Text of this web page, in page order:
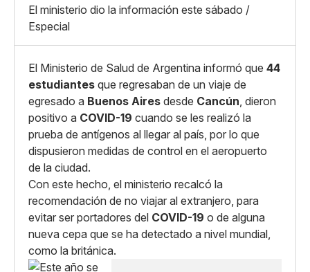
Facebook
X
Whatsapp
Copiar enlace
Mediano
El ministerio dio la información este sábado /
Especial
El Ministerio de Salud de Argentina informó que 44
estudiantes que regresaban de un viaje de
egresado a Buenos Aires desde Cancún, dieron
positivo a COVID-19 cuando se les realizó la
prueba de antígenos al llegar al país, por lo que
dispusieron medidas de control en el aeropuerto
de la ciudad.
Con este hecho, el ministerio recalcó la
recomendación de no viajar al extranjero, para
evitar ser portadores del COVID-19 o de alguna
nueva cepa que se ha detectado a nivel mundial,
como la británica.